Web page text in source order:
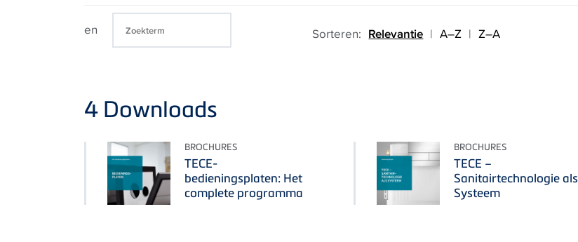
en Sorteren: Relevantie | A–Z | Z–A
4 Downloads
BROCHURES
TECE-
bedieningsplaten: Het
complete programma
BROCHURES
TECE –
Sanitairtechnologie als
Systeem